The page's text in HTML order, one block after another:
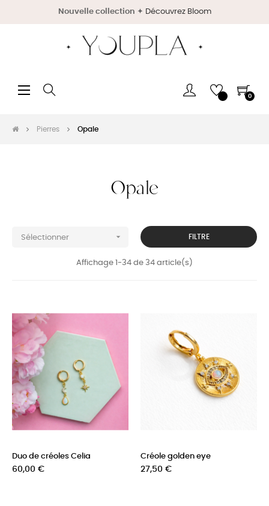
Nouvelle collection ✦ Découvrez Bloom
Basculer
☰ 0
Pierres Opale
Opale
Sélectionner  FILTRE
Affichage 1-34 de 34 article(s)
Duo de créoles Celia
Prix
60,00 €
Créole golden eye
Prix
27,50 €